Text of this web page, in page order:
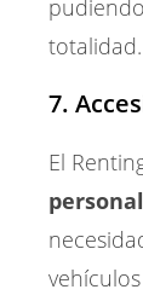
totalidad.
7.
El